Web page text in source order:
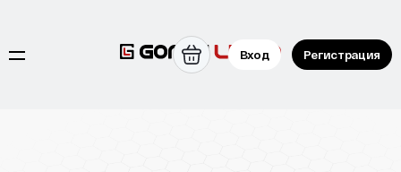
Вход Регистрация